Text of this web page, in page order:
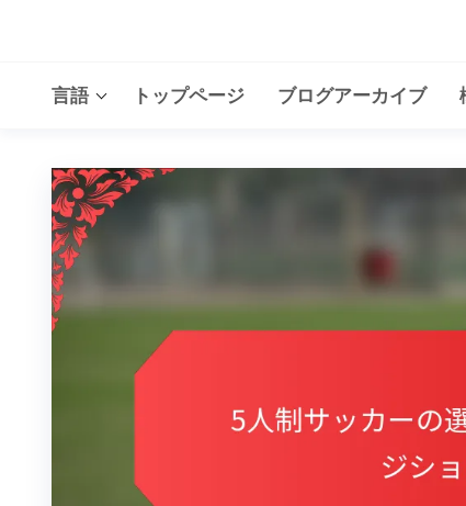
content言語 トップページ ブログアーカイブ